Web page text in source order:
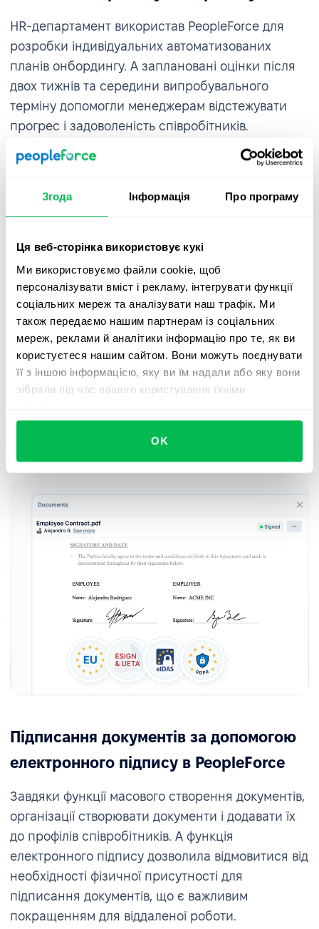
Згода Інформація Про програму
Ця веб-сторінка використовує кукі
Ми використовуємо файли cookie, щоб
персоналізувати вміст і рекламу, інтегрувати функції
соціальних мереж та аналізувати наш трафік. Ми
також передаємо нашим партнерам із соціальних
мереж, реклами й аналітики інформацію про те, як ви
користуєтеся нашим сайтом. Вони можуть поєднувати
її з іншою інформацією, яку ви їм надали або яку вони
зібрали під час вашого користування їхніми
OK
HR-департамент використав PeopleForce для
розробки індивідуальних автоматизованих
планів онбордингу. А заплановані оцінки після
двох тижнів та середини випробувального
терміну допомогли менеджерам відстежувати
прогрес і задоволеність співробітників.
Оцінка ефективності та покращення
культури зворотного зв'язку
PeopleForce надала можливість AWT Bavaria
адаптувати оцінки компетенцій до різних ролей,
забезпечивши їхню справедливість і
релевантність. Також команда використовувала
інструменти 360-градусної оцінки PeopleForce,
щоб розвивати культуру регулярної комунікації.
дозволила керівникам встановлювати чіткі цілі
розвитку для співробітників.
Підписання документів за допомогою
електронного підпису в PeopleForce
Завдяки функції масового створення документів,
організації створювати документи і додавати їх
до профілів співробітників. А функція
електронного підпису дозволила відмовитися від
необхідності фізичної присутності для
підписання документів, що є важливим
покращенням для віддаленої роботи.